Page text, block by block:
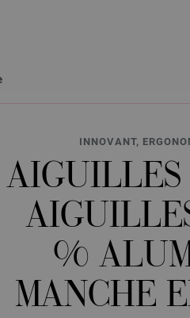
INNOVANT,
AIGUILLES
%
MANCHE